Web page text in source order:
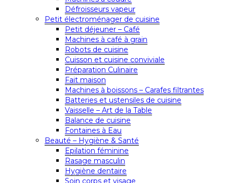
Défroisseurs vapeur
Petit électroménager de cuisine
Petit déjeuner – Café
Machines à café à grain
Robots de cuisine
Cuisson et cuisine conviviale
Préparation Culinaire
Fait maison
Machines à boissons – Carafes filtrantes
Batteries et ustensiles de cuisine
Vaisselle – Art de la Table
Balance de cuisine
Fontaines à Eau
Beauté – Hygiène & Santé
Epilation féminine
Rasage masculin
Hygiène dentaire
Soin corps et visage